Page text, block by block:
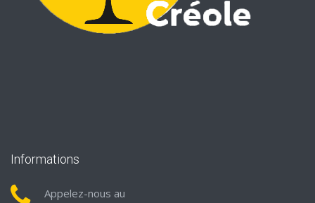
Informations
Appelez-nous au